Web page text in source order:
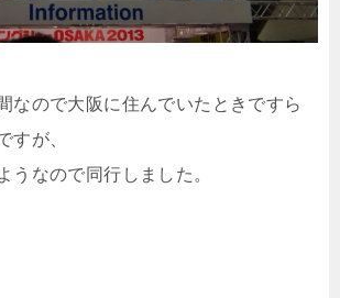
なので大阪に住んでいたときですら
すが、
うなので同行しました。